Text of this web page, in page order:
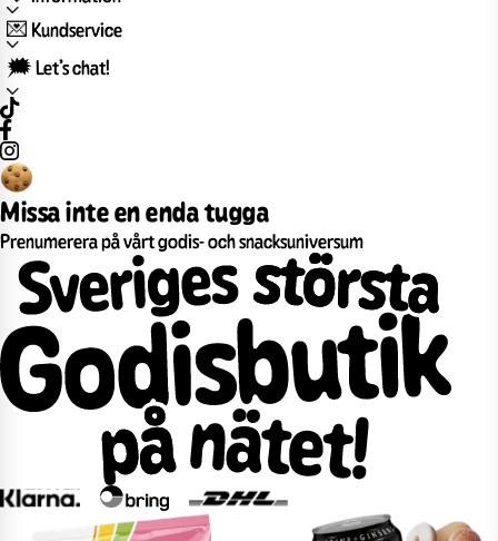
💌 Kundservice
🗯️ Let’s chat!
Missa inte en enda tugga
Prenumerera på vårt godis- och snacksuniversum